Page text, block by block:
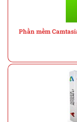
Phần mềm